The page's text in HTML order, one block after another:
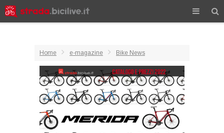
Home e-magazine Bike News